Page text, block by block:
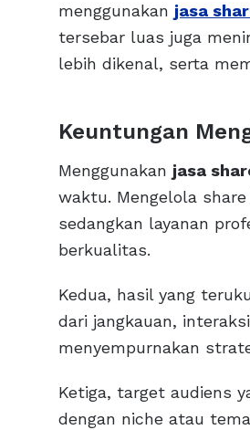
menggunakan jasa
tersebar luas juga
lebih dikenal, serta
Keuntungan
Menggunakan jasa
waktu. Mengelola
sedangkan layanan
berkualitas.
Kedua, hasil yang
dari jangkauan,
menyempurnakan
Ketiga, target audiens
dengan niche atau